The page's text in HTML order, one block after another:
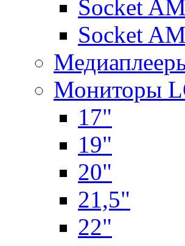
Socket
Socket
Мониторы
17"
19"
20"
21,5"
22"